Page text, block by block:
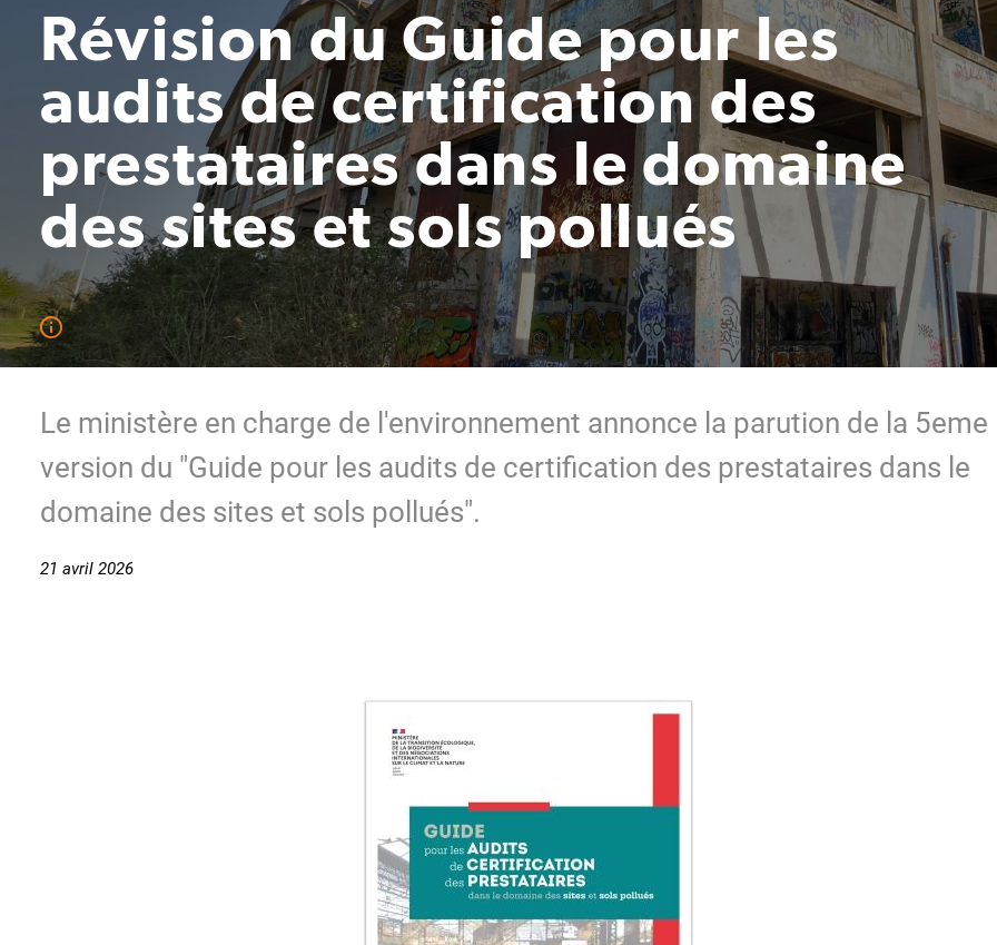
Révision du Guide pour les
audits de certification des
prestataires dans le domaine
des sites et sols pollués
Le ministère en charge de l'environnement annonce la parution de la 5eme
version du "Guide pour les audits de certification des prestataires dans le
domaine des sites et sols pollués".
21 avril 2026